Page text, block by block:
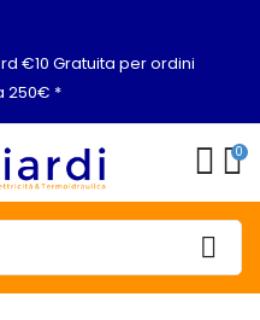
€10 Gratuita per ordini
250€ *
0